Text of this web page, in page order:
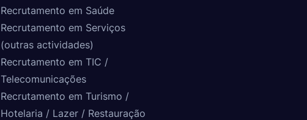
Recrutamento em Saúde
Recrutamento em Serviços
(outras actividades)
Recrutamento em TIC /
Telecomunicações
Recrutamento em Turismo /
Hotelaria / Lazer / Restauração